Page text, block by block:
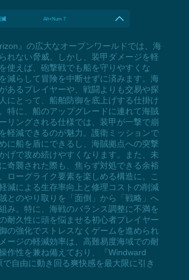
減 Alt+Num 7
』の広大なオープンワールドでは、海
れない脅威。しかし、装甲ダメージを軽
使えば、砲撃戦でも船を守りやすくな
減らして冒険を中断せずに済みます。海
あるプレイヤーや、戦闘よりも交易や探
にとって、船舶防御を底上げする仕掛け
特に、船のアップグレードに連れて海賊
リングされる仕様では、装甲が一撃で崩
軽減できるのが魅力。護衛ミッションで
に船を盾にできるし、海賊拠点への突撃
げで攻め続けやすくなります。また、未
奇襲された際も、焦らず対処できる余裕
ローグライク要素を楽しめる構造に。こ
減による生存率向上と修理コストの削減
とのやり取りを「面倒」から「戦略」へ
み。特に、海戦のバランス調整に不満を
耐久性に頭を悩ませる初心者プレイヤー
の強化でストレスなくゲームを進められ
ージの軽減効率は、高難易度海域での耐
作性を兼ね備えており、『Windward
自由に動き回る爽快感を最大限に引き